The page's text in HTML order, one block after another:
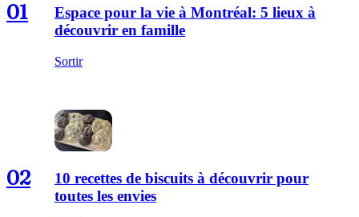
01
Espace pour la vie à Montréal: 5 lieux à
découvrir en famille
Sortir
02
10 recettes de biscuits à découvrir pour
toutes les envies